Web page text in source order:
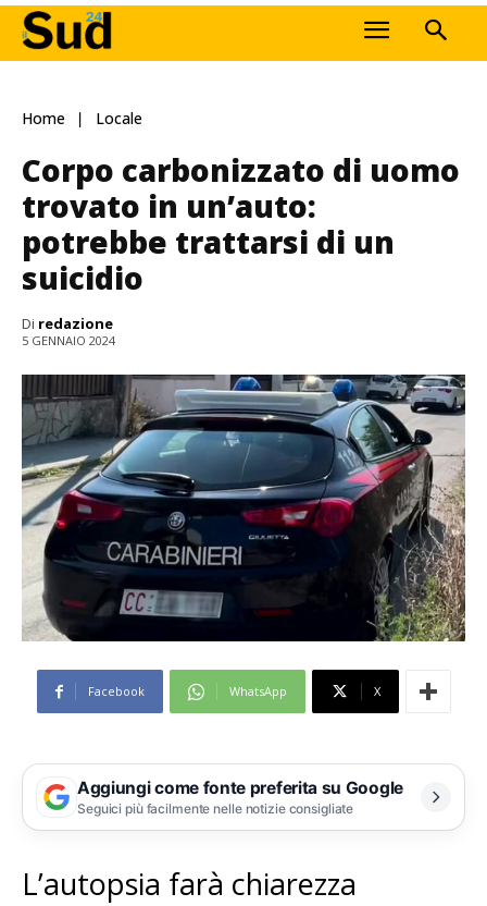
Home Locale
Corpo carbonizzato di uomo
trovato in un’auto:
potrebbe trattarsi di un
suicidio
Di redazione
5 GENNAIO 2024
Facebook WhatsApp X
Aggiungi come fonte preferita su Google
Seguici più facilmente nelle notizie consigliate
L’autopsia farà chiarezza